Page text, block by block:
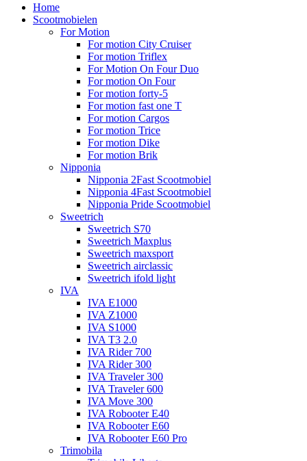
Home
Scootmobielen
For Motion
For motion City Cruiser
For motion Triflex
For Motion On Four Duo
For motion On Four
For motion forty-5
For motion fast one T
For motion Cargos
For motion Trice
For motion Dike
For motion Brik
Nipponia
Nipponia 2Fast Scootmobiel
Nipponia 4Fast Scootmobiel
Nipponia Pride Scootmobiel
Sweetrich
Sweetrich S70
Sweetrich Maxplus
Sweetrich maxsport
Sweetrich airclassic
Sweetrich ifold light
IVA
IVA E1000
IVA Z1000
IVA S1000
IVA T3 2.0
IVA Rider 700
IVA Rider 300
IVA Traveler 300
IVA Traveler 600
IVA Move 300
IVA Robooter E40
IVA Robooter E60
IVA Robooter E60 Pro
Trimobila